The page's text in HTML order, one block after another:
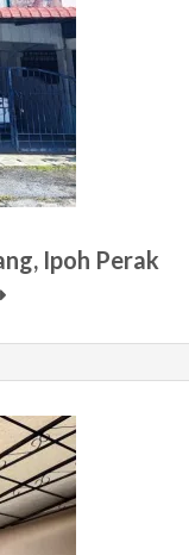
Ipoh Perak